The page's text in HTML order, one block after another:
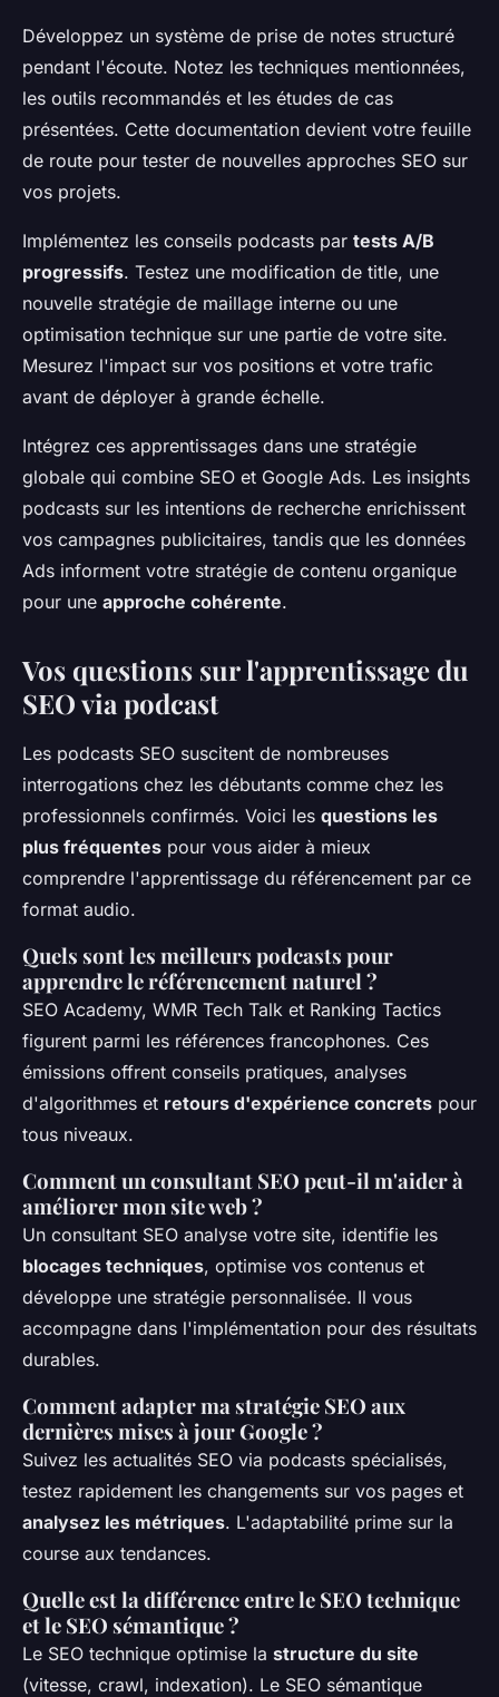
Développez un système de prise de notes structuré
pendant l'écoute. Notez les techniques mentionnées,
les outils recommandés et les études de cas
présentées. Cette documentation devient votre feuille
de route pour tester de nouvelles approches SEO sur
vos projets.
Implémentez les conseils podcasts par tests A/B
progressifs. Testez une modification de title, une
nouvelle stratégie de maillage interne ou une
optimisation technique sur une partie de votre site.
Mesurez l'impact sur vos positions et votre trafic
avant de déployer à grande échelle.
Intégrez ces apprentissages dans une stratégie
globale qui combine SEO et Google Ads. Les insights
podcasts sur les intentions de recherche enrichissent
vos campagnes publicitaires, tandis que les données
Ads informent votre stratégie de contenu organique
pour une approche cohérente.
Vos questions sur l'apprentissage du
SEO via podcast
Les podcasts SEO suscitent de nombreuses
interrogations chez les débutants comme chez les
professionnels confirmés. Voici les questions les
plus fréquentes pour vous aider à mieux
comprendre l'apprentissage du référencement par ce
format audio.
Quels sont les meilleurs podcasts pour
apprendre le référencement naturel ?
SEO Academy, WMR Tech Talk et Ranking Tactics
figurent parmi les références francophones. Ces
émissions offrent conseils pratiques, analyses
d'algorithmes et retours d'expérience concrets pour
tous niveaux.
Comment un consultant SEO peut-il m'aider à
améliorer mon site web ?
Un consultant SEO analyse votre site, identifie les
blocages techniques, optimise vos contenus et
développe une stratégie personnalisée. Il vous
accompagne dans l'implémentation pour des résultats
durables.
Comment adapter ma stratégie SEO aux
dernières mises à jour Google ?
Suivez les actualités SEO via podcasts spécialisés,
testez rapidement les changements sur vos pages et
analysez les métriques. L'adaptabilité prime sur la
course aux tendances.
Quelle est la différence entre le SEO technique
et le SEO sémantique ?
Le SEO technique optimise la structure du site
(vitesse, crawl, indexation). Le SEO sémantique